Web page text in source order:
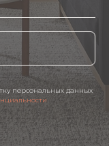
персональных данных